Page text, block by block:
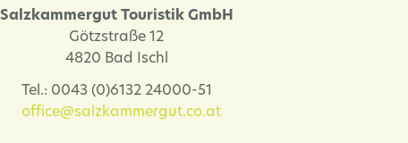
Salzkammergut Touristik GmbH
Götzstraße 12
4820 Bad Ischl
Tel.: 0043 (0)6132 24000-51
office@salzkammergut.co.at